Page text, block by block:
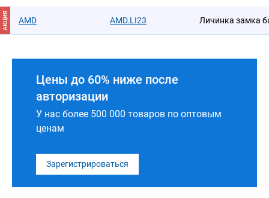
АКЦИЯ AMD AMD.LI23 Личинка замка
Цены до 60% ниже после
авторизации
У нас более 500 000 товаров по оптовым
ценам
Зарегистрироваться